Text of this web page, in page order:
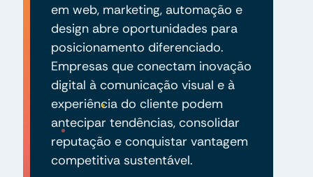
em web, marketing, automação e
design abre oportunidades para
posicionamento diferenciado.
Empresas que conectam inovação
digital à comunicação visual e à
experiência do cliente podem
antecipar tendências, consolidar
reputação e conquistar vantagem
competitiva sustentável.